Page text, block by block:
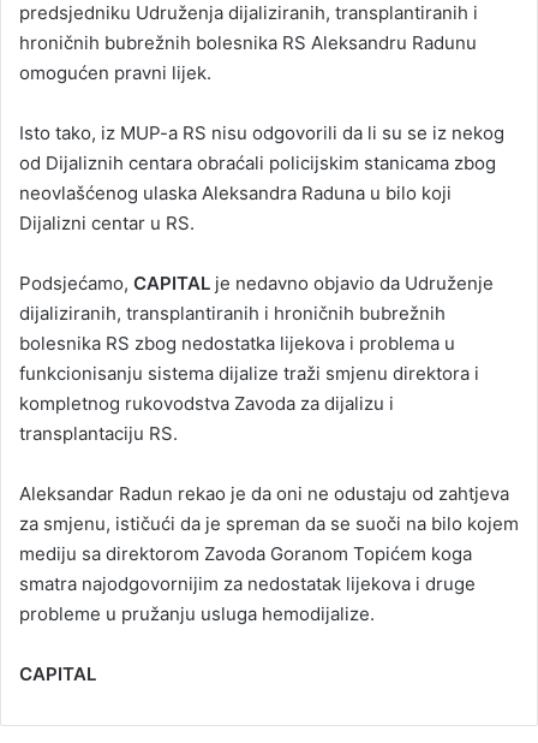
predsjedniku Udruženja dijaliziranih, transplantiranih i
hroničnih bubrežnih bolesnika RS Aleksandru Radunu
omogućen pravni lijek.
Isto tako, iz MUP-a RS nisu odgovorili da li su se iz nekog
od Dijaliznih centara obraćali policijskim stanicama zbog
neovlašćenog ulaska Aleksandra Raduna u bilo koji
Dijalizni centar u RS.
Podsjećamo, CAPITAL je nedavno objavio da Udruženje
dijaliziranih, transplantiranih i hroničnih bubrežnih
bolesnika RS zbog nedostatka lijekova i problema u
funkcionisanju sistema dijalize traži smjenu direktora i
kompletnog rukovodstva Zavoda za dijalizu i
transplantaciju RS.
Aleksandar Radun rekao je da oni ne odustaju od zahtjeva
za smjenu, ističući da je spreman da se suoči na bilo kojem
mediju sa direktorom Zavoda Goranom Topićem koga
smatra najodgovornijim za nedostatak lijekova i druge
probleme u pružanju usluga hemodijalize.
CAPITAL